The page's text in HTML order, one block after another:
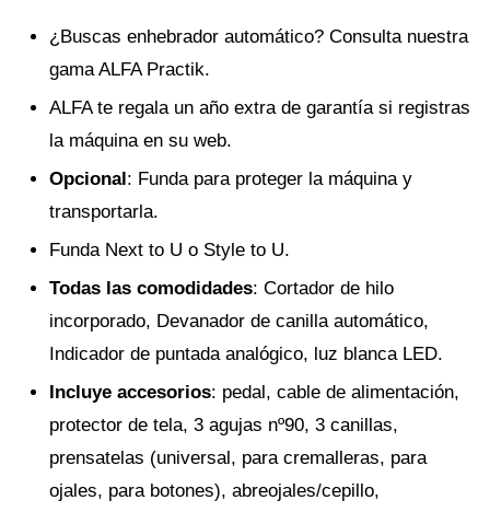
¿Buscas enhebrador automático? Consulta nuestra
gama ALFA Practik.
ALFA te regala un año extra de garantía si registras
la máquina en su web.
Opcional : Funda para proteger la máquina y
transportarla.
Funda Next to U o Style to U.
Todas las comodidades: Cortador de hilo
incorporado, Devanador de canilla automático,
Indicador de puntada analógico, luz blanca LED.
Incluye accesorios: pedal, cable de alimentación,
protector de tela, 3 agujas nº90, 3 canillas,
prensatelas (universal, para cremalleras, para
ojales, para botones), abreojales/cepillo,